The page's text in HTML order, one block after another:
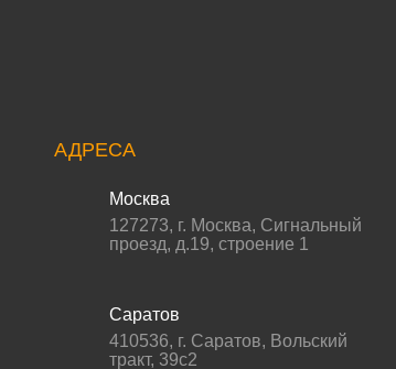
АДРЕСА
Москва
127273, г. Москва, Сигнальный
проезд, д.19, строение 1
Саратов
410536, г. Саратов, Вольский
тракт, 39с2